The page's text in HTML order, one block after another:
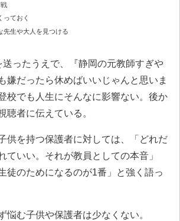
っておく
先生や大人を見つける
ったうえで、『静岡の元教師すぎや
嫌だったら休めばいいじゃんと思いま
校でも人生にそんなに影響ない。後か
聴者に伝えている。
供を持つ保護者に対しては、「どれだ
ていい。それが教員としての本音」
徒のためになるのが1番」と強く語っ
悩む子供や保護者は少なくない。